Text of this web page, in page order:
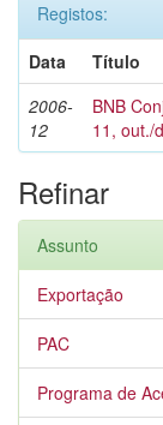
Registos:
Data
Título
2006-
12
BNB
11, out./
Refinar
Assunto
Exportação
PAC
Programa de